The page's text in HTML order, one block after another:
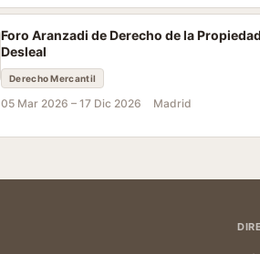
Foro Aranzadi de Derecho de la
Desleal
Derecho Mercantil
05 Mar 2026 – 17 Dic 2026 Madrid